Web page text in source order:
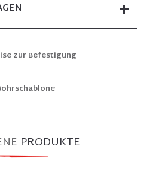
zur Befestigung
PRODUKTE